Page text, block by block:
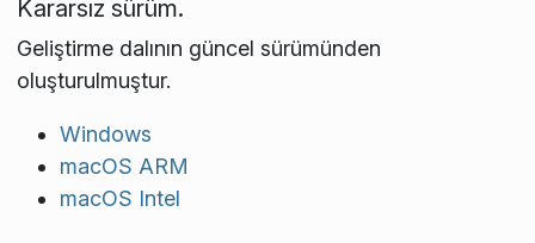
Kararsız sürüm.
Geliştirme dalının güncel sürümünden
oluşturulmuştur.
Windows
macOS ARM
macOS Intel